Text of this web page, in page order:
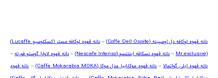
دانه قهوه لوکافه دل اوسپیته(Coffe Dell Ospite)
–دانه قهوه لوکافه مستر اکسکلوسیو(Lucaffe
Mr.exclusive)
–دانه قهوه نسکافه اینتنسو(Nescafe Intenso)
–دانهقهوه لاوازا گوستو فورته–
دانه قهوه ایلی گواتمالا–دانه قهوه موکارابیا مدل موکا(Caffe Mokarabia MOKA)
–دانه قهوه